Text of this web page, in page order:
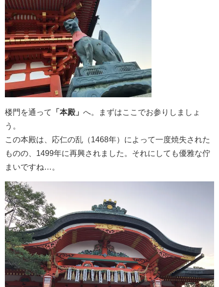
楼門を通って 「本殿」 へ。まずはここでお参りしましょ
う。
この本殿は、応仁の乱（1468年）によって一度焼失された
ものの、1499年に再興されました。それにしても優雅な佇
まいですね…。